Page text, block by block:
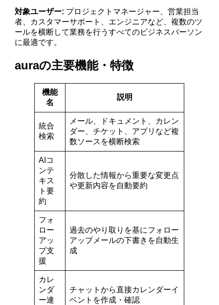
対象ユーザー: プロジェクトマネージャー、営業担当
者、カスタマーサポート、エンジニアなど、複数のツ
ールを横断して業務を行うすべてのビジネスパーソン
に最適です。
auraの主要機能・特徴
機能
名
説明
統合
検索
メール、ドキュメント、カレン
ダー、チケット、アプリなど複
数ソースを横断検索
AIコ
ンテ
キス
ト要
約
分散した情報から重要な変更点
や更新内容を自動要約
フォ
ロー
アッ
プ支
援
過去のやり取りを基にフォロー
アップメールの下書きを自動生
成
カレ
ンダ
ー連
チャットから直接カレンダーイ
ベントを作成・確認